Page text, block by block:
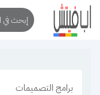
برامج التصميمات